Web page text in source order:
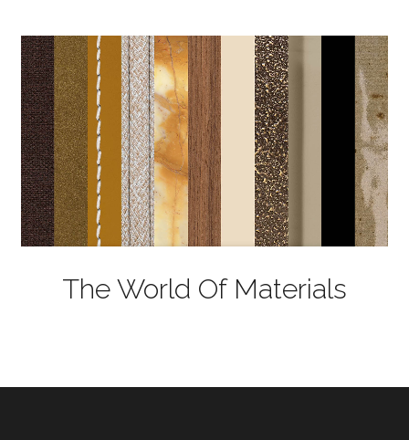
The World Of Materials